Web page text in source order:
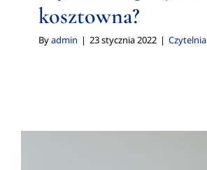
kosztowna?
Byadmin | 23 stycznia 2022 | Czytelnia